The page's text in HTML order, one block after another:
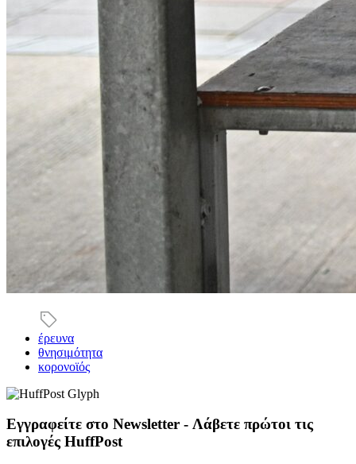
έρευνα
θνησιμότητα
κορονοϊός
Εγγραφείτε στο Newsletter - Λάβετε πρώτοι τις
επιλογές HuffPost